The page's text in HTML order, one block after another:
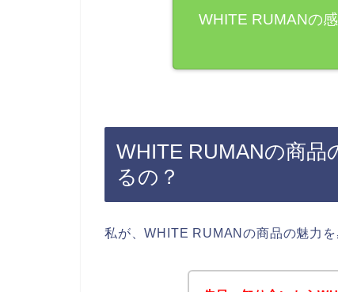
WHITE RUMANの
WHITE RUMANの商
るの？
私が、WHITE RUMANの商品の魅力